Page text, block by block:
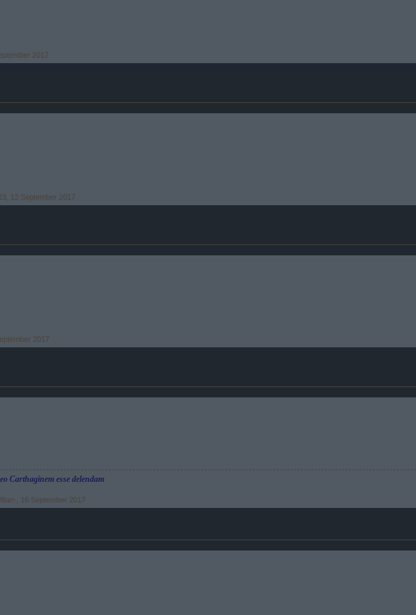
2017
13 September 2017
2017
Carthaginem esse delendam
16 September 2017